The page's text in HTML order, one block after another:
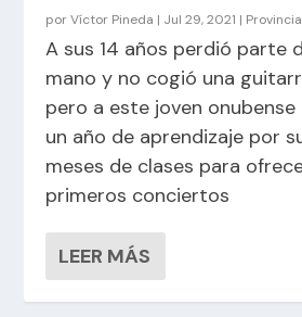
porVíctor Pineda | Jul 29, 2021 | Provincia
A sus 14 años perdió parte
mano y no cogió una
pero a este joven
un año de aprendizaje por
meses de clases para
primeros conciertos
LEER MÁS